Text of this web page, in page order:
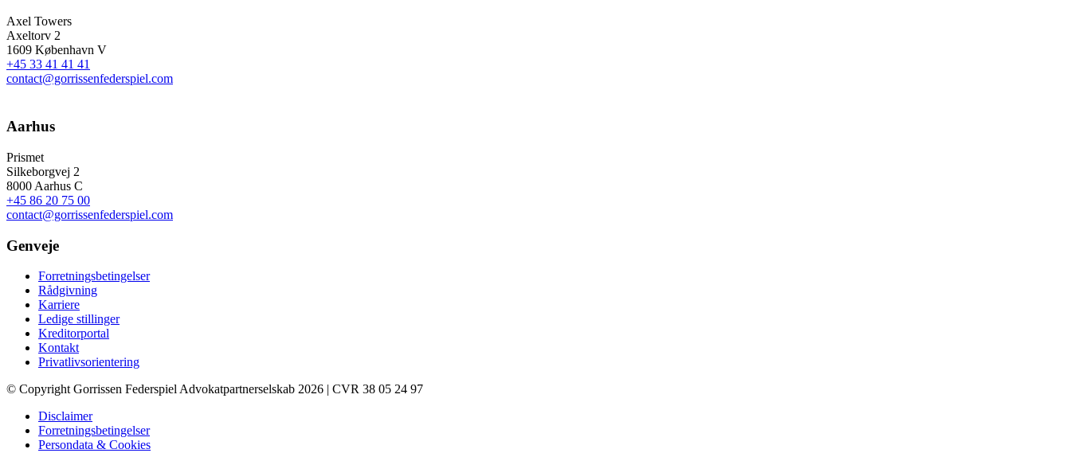
Axel Towers
Axeltorv 2
1609 København V
+45 33 41 41 41
contact@gorrissenfederspiel.com
Aarhus
Prismet
Silkeborgvej 2
8000 Aarhus C
+45 86 20 75 00
contact@gorrissenfederspiel.com
Genveje
Forretningsbetingelser
Rådgivning
Karriere
Ledige stillinger
Kreditorportal
Kontakt
Privatlivsorientering
© Copyright Gorrissen Federspiel Advokatpartnerselskab 2026 | CVR 38 05 24 97
Disclaimer
Forretningsbetingelser
Persondata & Cookies